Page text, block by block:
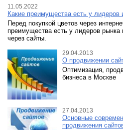
11.05.2022
Какие преимущества есть у лидеров
Перед покупкой цветов через
преимущества есть у лидеров рынка
через сайты.
29.04.2013
О продвижении
Оптимизация,
бизнеса в Москве
27.04.2013
Основные
продвижения